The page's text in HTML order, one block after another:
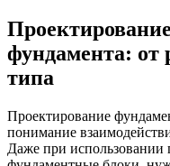
фундамента: от
типа
Проектирование
понимание
Даже при использовании